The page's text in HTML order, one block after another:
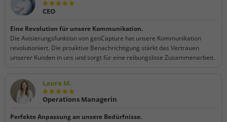
CEO
Eine Revolution für unsere Kommunikation.
Die Avisierungsfunktion von geoCapture hat unsere Kommunikation
revolutioniert. Die proaktive Benachrichtigung stärkt das Vertrauen
unserer Kunden in uns und sorgt für eine reibungslose Zusammenarbeit.
Laura M.
Operations Managerin
Perfekte Anpassung an unsere Bedürfnisse.